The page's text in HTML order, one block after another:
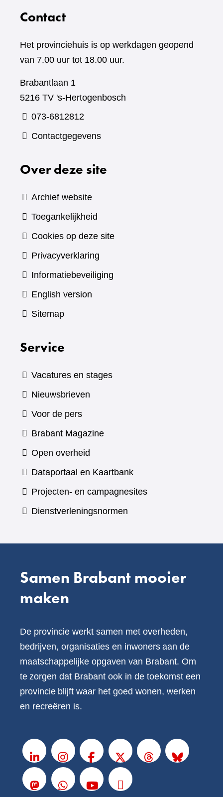
Contact
Het provinciehuis is op werkdagen geopend
van 7.00 uur tot 18.00 uur.
Brabantlaan 1
5216 TV 's-Hertogenbosch
073-6812812
Contactgegevens
Over deze site
Archief website
Toegankelijkheid
Cookies op deze site
Privacyverklaring
Informatiebeveiliging
English version
Sitemap
Service
Vacatures en stages
Nieuwsbrieven
Voor de pers
Brabant Magazine(verwijst
andere
website)
Open overheid
Dataportaal en Kaartbank(verwijst
naar
Projecten- en campagnesites
Dienstverleningsnormen
Samen Brabant mooier
maken
De provincie werkt samen met overheden,
bedrijven, organisaties en inwoners aan de
maatschappelijke opgaven van Brabant. Om
te zorgen dat Brabant ook in de toekomst een
provincie blijft waar het goed wonen, werken
en recreëren is.
LinkedInInstagramFacebook
X